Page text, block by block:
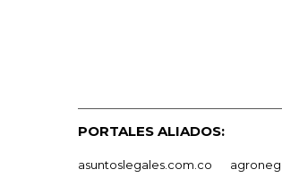
PORTALES ALIADOS:
asuntoslegales.com.co